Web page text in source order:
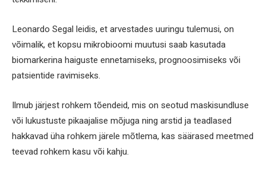
Leonardo Segal leidis, et arvestades uuringu tulemusi, on
võimalik, et kopsu mikrobioomi muutusi saab kasutada
biomarkerina haiguste ennetamiseks, prognoosimiseks või
patsientide ravimiseks.
Ilmub järjest rohkem tõendeid, mis on seotud maskisundluse
või lukustuste pikaajalise mõjuga ning arstid ja teadlased
hakkavad üha rohkem järele mõtlema, kas säärased meetmed
teevad rohkem kasu või kahju.